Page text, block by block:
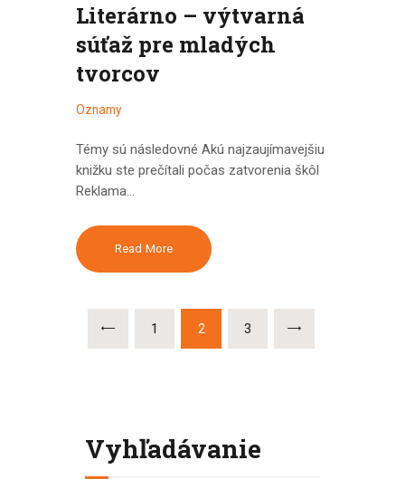
Literárno – výtvarná
súťaž pre mladých
tvorcov
Oznamy
Témy sú následovné Akú najzaujímavejšiu
knižku ste prečítali počas zatvorenia škôl
Reklama…
Read More
Stránkovanie
príspevkov
PAGE
1 PAGE
2 PAGE
3
Vyhľadávanie